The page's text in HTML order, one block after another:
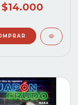
$14.000